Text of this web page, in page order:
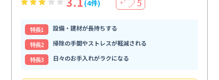
(4件) ＋ 5
特⻑1
設備・建材が長持ちする
特⻑2
掃除の手間やストレスが軽減される
特⻑3
日々のお手入れがラクになる